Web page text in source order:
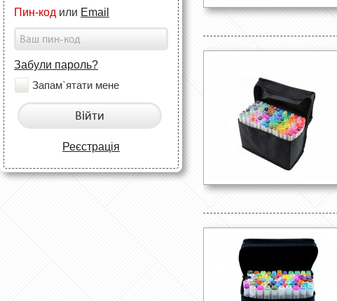
Пин-код или Email
Забули пароль?
Запам`ятати мене
Війти
Реєстрація